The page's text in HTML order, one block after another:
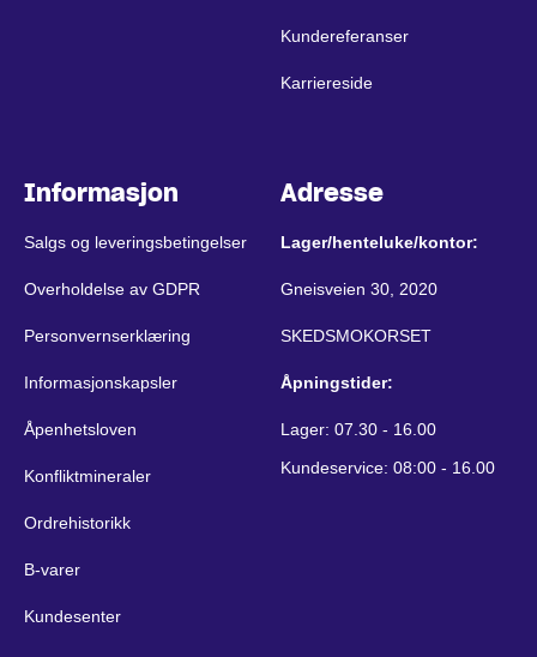
Kundereferanser
Karriereside
Informasjon
Salgs og leveringsbetingelser
Overholdelse av GDPR
Personvernserklæring
Informasjonskapsler
Åpenhetsloven
Konfliktmineraler
Ordrehistorikk
B-varer
Kundesenter
Adresse
Lager/henteluke/kontor:
Gneisveien 30, 2020
SKEDSMOKORSET
Åpningstider:
Lager: 07.30 - 16.00
Kundeservice: 08:00 - 16.00